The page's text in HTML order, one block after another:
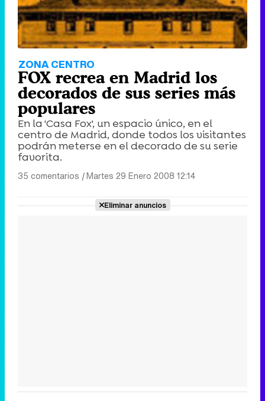
ZONA CENTRO
FOX recrea en Madrid los
decorados de sus series más
populares
En la 'Casa Fox', un espacio único, en el
centro de Madrid, donde todos los visitantes
podrán meterse en el decorado de su serie
favorita.
35 comentarios |Martes 29 Enero 2008 12:14
Eliminar anuncios